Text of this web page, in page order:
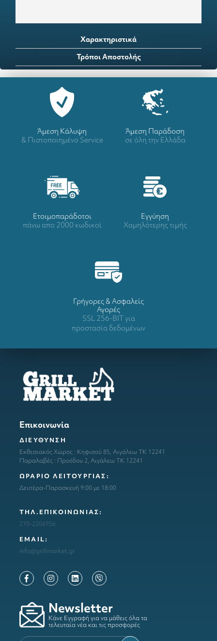
Χαρακτηριστικά
Τρόποι Αποστολής
Άμεση Κάλυψη
& Πιστοποιημένο Service
Άμεση Παράδοση
σε όλη την Ελλάδα
Ετοιμοπαράδοτοι
πάνω απο 2000 κωδικοί
Eγγύηση
Χαμηλότερης τιμής
Γρήγορες & Ασφαλείς
Αγορές
SSL 256-BIT για
προστασία δεδομένων
Επικοινωνία
ΔΙΕΥΘΥΝΣΗ
Εκθεσιακός Χώρος : Κηφισού 85, Αιγάλεω ΤΚ 12241
Παραλαβές : Προόδου 2, Αιγάλεω ΤΚ 12241
ΩΡΑΡΙΟ ΛΕΙΤΟΥΡΓΙΑΣ:
Δευτέρα-Παρασκευή 9:00 με 18:00
ΤΗΛ.ΕΠΙΚΟΙΝΩΝΙΑΣ:
210-2206956
ΕΜΑΙL:
info@grillmarket.gr
Newsletter
Κάνε Εγγραφή για να μάθεις όλα τα
τελευταία νέα και τις προσφορές